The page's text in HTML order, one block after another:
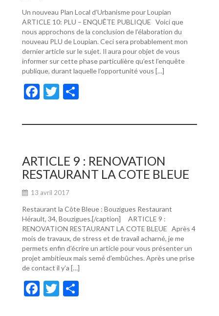
Un nouveau Plan Local d’Urbanisme pour Loupian
ARTICLE 10: PLU – ENQUÊTE PUBLIQUE Voici que
nous approchons de la conclusion de l’élaboration du
nouveau PLU de Loupian. Ceci sera probablement mon
dernier article sur le sujet. Il aura pour objet de vous
informer sur cette phase particulière qu’est l’enquête
publique, durant laquelle l’opportunité vous […]
F
e
o
o
k
T
itt ta
er
ARTICLE 9 : RENOVATION
RESTAURANT LA COTE BLEUE
13 avril 2017
Restaurant la Côte Bleue : Bouzigues Restaurant
Hérault, 34, Bouzigues.[/caption] ARTICLE 9 :
RENOVATION RESTAURANT LA COTE BLEUE Après 4
mois de travaux, de stress et de travail acharné, je me
permets enfin d’écrire un article pour vous présenter un
projet ambitieux mais semé d’embûches. Après une prise
de contact il y’a […]
F
T